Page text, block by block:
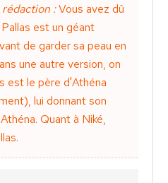
rédaction :Vous avez dû
est un géant
de garder sa peau en
une autre version, on
est le père d'Athéna
lui donnant son
Quant à Niké,